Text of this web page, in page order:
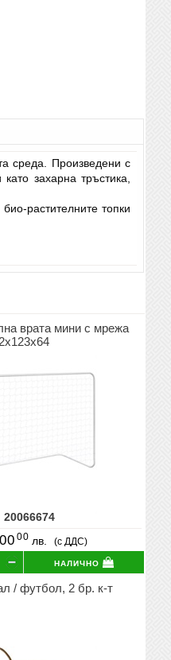
среда. Произведени с
захарна тръстика,
растителните топки
врата мини с мрежа
20066674
00 лв. (с ДДС)
налично
/ футбол, 2 бр. к-т